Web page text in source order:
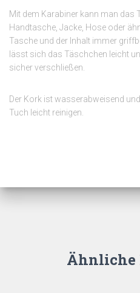
Mit dem Karabiner kann man das
Handtasche, Jacke, Hose oder
Tasche und der Inhalt immer
lässt sich das Täschchen leicht
sicher verschließen.
Der Kork ist wasserabweisend
Tuch leicht reinigen.
Ähnliche